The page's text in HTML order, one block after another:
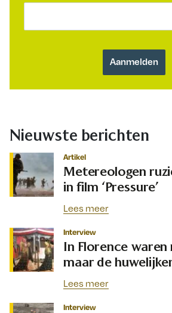
Nieuwste berichten
Artikel
Metereologen
in film ‘Pressure’
Lees meer
Interview
In Florence waren
maar de
Lees meer
Interview